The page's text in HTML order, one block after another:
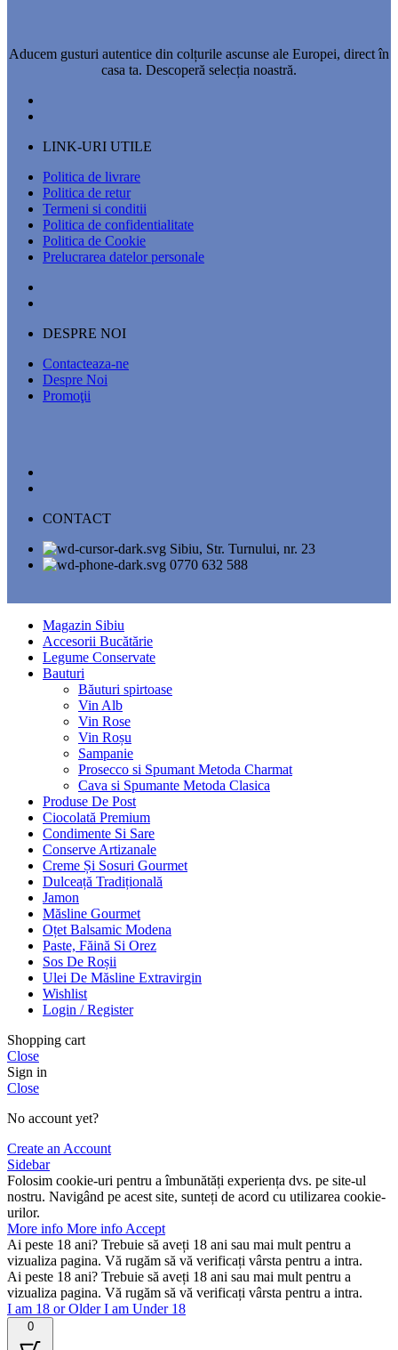
Aducem gusturi autentice din colțurile ascunse ale Europei, direct în
casa ta. Descoperă selecția noastră.
LINK-URI UTILE
Politica de livrare
Politica de retur
Termeni si conditii
Politica de confidentialitate
Politica de Cookie
Prelucrarea datelor personale
DESPRE NOI
Contacteaza-ne
Despre Noi
Promoţii
CONTACT
Sibiu, Str. Turnului, nr. 23
0770 632 588
Magazin Sibiu
Accesorii Bucătărie
Legume Conservate
Bauturi
Băuturi spirtoase
Vin Alb
Vin Rose
Vin Roșu
Sampanie
Prosecco si Spumant Metoda Charmat
Cava si Spumante Metoda Clasica
Produse De Post
Ciocolată Premium
Condimente Si Sare
Conserve Artizanale
Creme Și Sosuri Gourmet
Dulceață Tradițională
Jamon
Măsline Gourmet
Oțet Balsamic Modena
Paste, Făină Si Orez
Sos De Roșii
Ulei De Măsline Extravirgin
Wishlist
Login / Register
Shopping cart
Close
Sign in
Close
No account yet?
Create an Account
Sidebar
Folosim cookie-uri pentru a îmbunătăți experiența dvs. pe site-ul
nostru. Navigând pe acest site, sunteți de acord cu utilizarea cookie-
urilor.
More info More info Accept
Ai peste 18 ani? Trebuie să aveți 18 ani sau mai mult pentru a
vizualiza pagina. Vă rugăm să vă verificați vârsta pentru a intra.
Ai peste 18 ani? Trebuie să aveți 18 ani sau mai mult pentru a
vizualiza pagina. Vă rugăm să vă verificați vârsta pentru a intra.
I am 18 or OlderI am Under 18
0